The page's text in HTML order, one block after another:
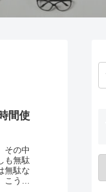
間使
その中
も無駄
無駄な
うい